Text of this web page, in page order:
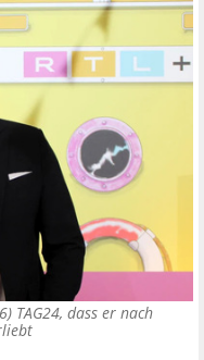
TAG24, dass er nach